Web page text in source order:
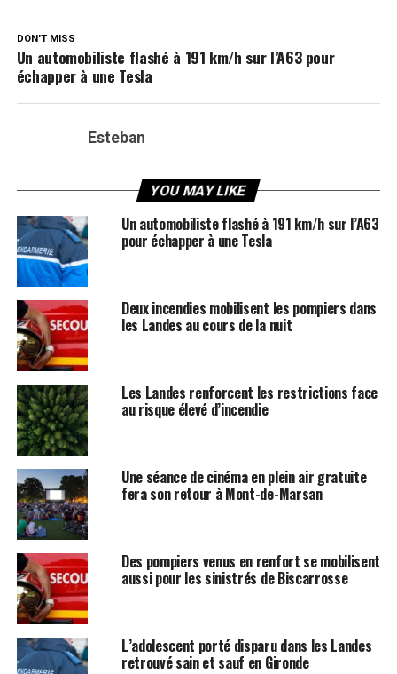
DON'T MISS
Un automobiliste flashé à 191 km/h sur l’A63 pour
échapper à une Tesla
Esteban
YOU MAY LIKE
Un automobiliste flashé à 191 km/h sur l’A63
pour échapper à une Tesla
Deux incendies mobilisent les pompiers dans
les Landes au cours de la nuit
Les Landes renforcent les restrictions face
au risque élevé d’incendie
Une séance de cinéma en plein air gratuite
fera son retour à Mont-de-Marsan
Des pompiers venus en renfort se mobilisent
aussi pour les sinistrés de Biscarrosse
L’adolescent porté disparu dans les Landes
retrouvé sain et sauf en Gironde